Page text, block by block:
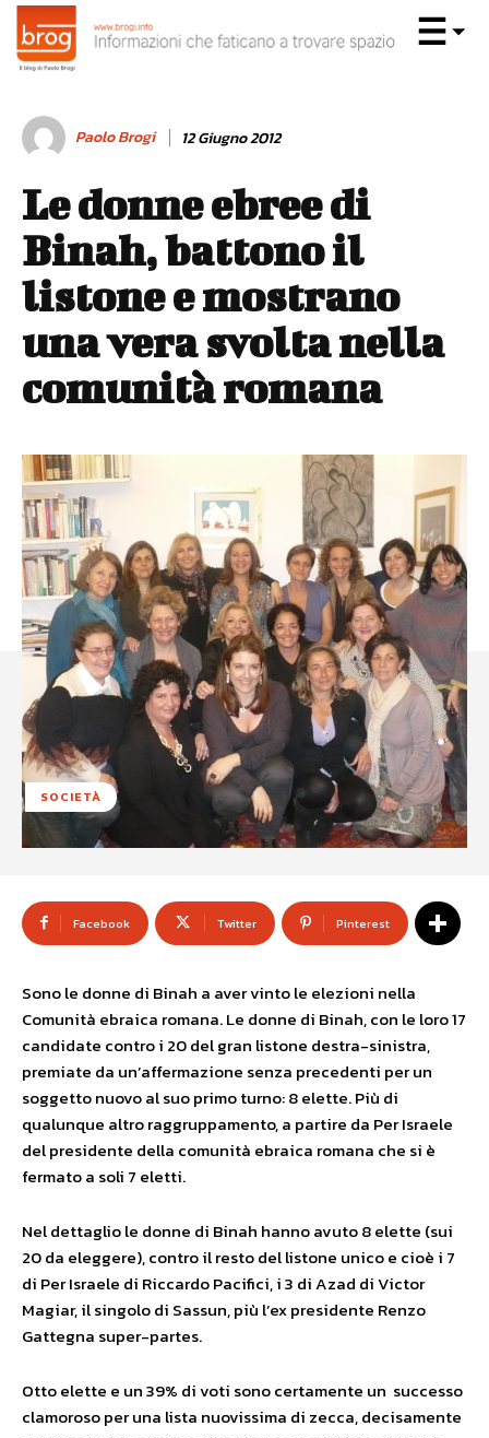
Paolo Brogi 12 Giugno 2012
Le donne ebree di
Binah, battono il
listone e mostrano
una vera svolta nella
comunità romana
SOCIETÀ
Facebook Twitter Pinterest
Sono le donne di Binah a aver vinto le elezioni nella
Comunità ebraica romana. Le donne di Binah, con le loro 17
candidate contro i 20 del gran listone destra-sinistra,
premiate da un’affermazione senza precedenti per un
soggetto nuovo al suo primo turno: 8 elette. Più di
qualunque altro raggruppamento, a partire da Per Israele
del presidente della comunità ebraica romana che si è
fermato a soli 7 eletti.
Nel dettaglio le donne di Binah hanno avuto 8 elette (sui
20 da eleggere), contro il resto del listone unico e cioè i 7
di Per Israele di Riccardo Pacifici, i 3 di Azad di Victor
Magiar, il singolo di Sassun, più l’ex presidente Renzo
Gattegna super-partes.
Otto elette e un 39% di voti sono certamente un successo
clamoroso per una lista nuovissima di zecca, decisamente